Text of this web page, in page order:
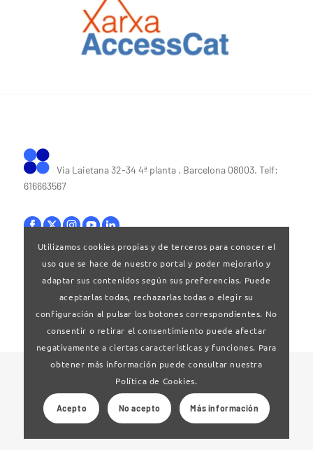
Via Laietana 32-34 4ª planta . Barcelona 08003. Telf:
616663567
Bases legales|Política de privacitat
© 2024 Clúster Audiovisual de Catalunya
Web desarrollado por La Saladeta
Utilizamos cookies propias y de terceros para conocer el
uso que se hace de nuestro portal y poder mejorarlo y
adaptar sus contenidos según sus preferencias. Puede
aceptarlas todas, rechazarlas todas o elegir su
configuración al pulsar los botones correspondientes. No
consentir o retirar el consentimiento puede afectar
negativamente a ciertas características y funciones. Para
obtener más información puede consultar nuestra
Política de Cookies.
Acepto No acepto Más información